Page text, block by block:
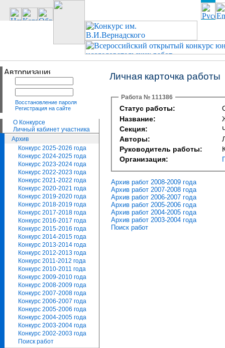
Восстановление пароля
Регистрация на сайте
О Конкурсе
Личный кабинет участника
Архив
Конкурс 2025-2026 года
Конкурс 2024-2025 года
Конкурс 2023-2024 года
Конкурс 2022-2023 года
Конкурс 2021-2022 года
Конкурс 2020-2021 года
Конкурс 2019-2020 года
Конкурс 2018-2019 года
Конкурс 2017-2018 года
Конкурс 2016-2017 года
Конкурс 2015-2016 года
Конкурс 2014-2015 года
Конкурс 2013-2014 года
Конкурс 2012-2013 года
Конкурс 2011-2012 года
Конкурс 2010-2011 года
Конкурс 2009-2010 года
Конкурс 2008-2009 года
Конкурс 2007-2008 года
Конкурс 2006-2007 года
Конкурс 2005-2006 года
Конкурс 2004-2005 года
Конкурс 2003-2004 года
Конкурс 2002-2003 года
Поиск работ
Личная карточка работы
Работа № 111386
Статус работы:
Название:
Секция:
Авторы:
Руководитель работы:
Организация:
Архив работ 2008-2009 года
Архив работ 2007-2008 года
Архив работ 2006-2007 года
Архив работ 2005-2006 года
Архив работ 2004-2005 года
Архив работ 2003-2004 года
Поиск работ